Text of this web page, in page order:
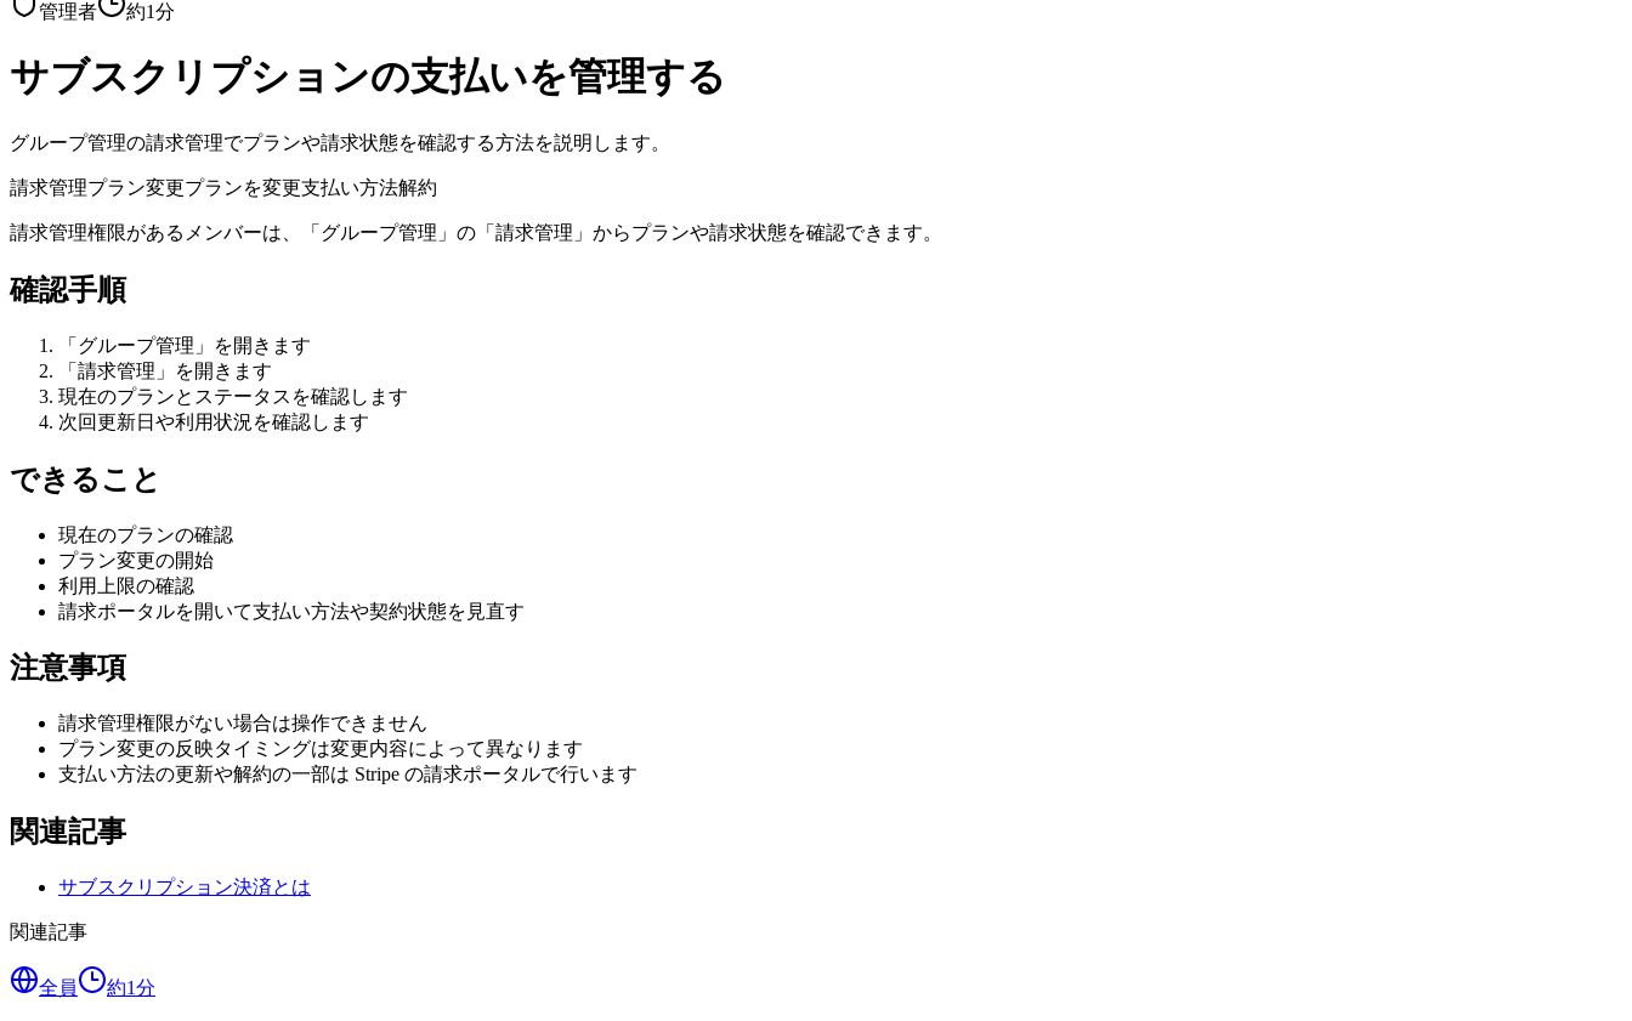
管理者
約1分
サブスクリプションの支払いを管理する
グループ管理の請求管理でプランや請求状態を確認する方法を説明します。
請求管理プラン変更プランを変更支払い方法解約
請求管理権限があるメンバーは、「グループ管理」の「請求管理」からプランや請求状態を確認できます。
確認手順
「グループ管理」を開きます
「請求管理」を開きます
現在のプランとステータスを確認します
次回更新日や利用状況を確認します
できること
現在のプランの確認
プラン変更の開始
利用上限の確認
請求ポータルを開いて支払い方法や契約状態を見直す
注意事項
請求管理権限がない場合は操作できません
プラン変更の反映タイミングは変更内容によって異なります
支払い方法の更新や解約の一部は Stripe の請求ポータルで行います
関連記事
サブスクリプション決済とは
関連記事
全員 約1分